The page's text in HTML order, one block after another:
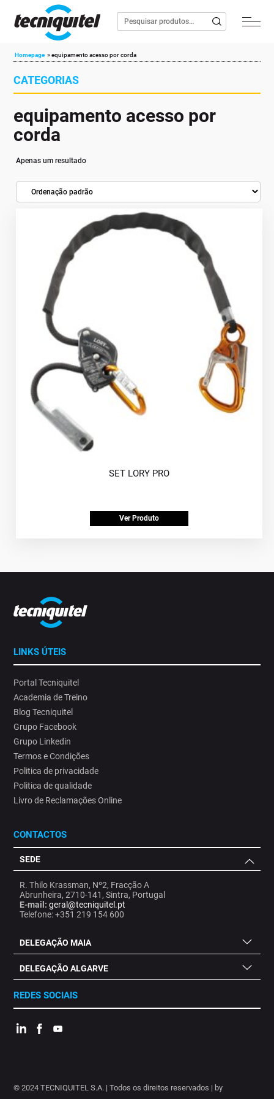
Homepage »equipamento acesso por corda
CATEGORIAS
equipamento acesso por
corda
Apenas um resultado
SET LORY PRO
Ver Produto
LINKS ÚTEIS
Portal Tecniquitel
Academia de Treino
Blog Tecniquitel
Grupo Facebook
Grupo Linkedin
Termos e Condições
Politica de privacidade
Politica de qualidade
Livro de Reclamações Online
CONTACTOS
SEDE
R. Thilo Krassman, Nº2, Fracção A
Abrunheira, 2710-141, Sintra, Portugal
E-mail: geral@tecniquitel.pt
Telefone: +351 219 154 600
DELEGAÇÃO MAIA
DELEGAÇÃO ALGARVE
REDES SOCIAIS
© 2024 TECNIQUITEL S.A. | Todos os direitos reservados | by